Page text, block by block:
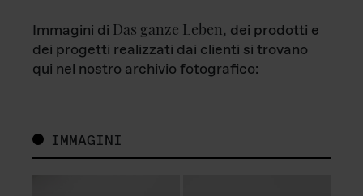
Immagini di Das ganze Leben, dei prodotti e
dei progetti realizzati dai clienti si trovano
qui nel nostro archivio fotografico:
IMMAGINI